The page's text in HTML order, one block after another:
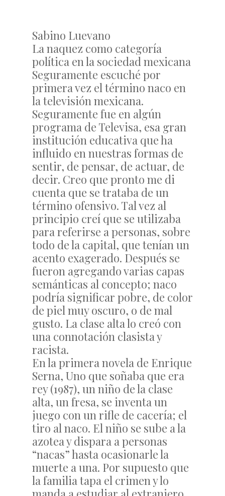
Sabino Luevano
La naquez como categoría
política en la sociedad mexicana
Seguramente escuché por
primera vez el término naco en
la televisión mexicana.
Seguramente fue en algún
programa de Televisa, esa gran
institución educativa que ha
influido en nuestras formas de
sentir, de pensar, de actuar, de
decir. Creo que pronto me di
cuenta que se trataba de un
término ofensivo. Tal vez al
principio creí que se utilizaba
para referirse a personas, sobre
todo de la capital, que tenían un
acento exagerado. Después se
fueron agregando varias capas
semánticas al concepto; naco
podría significar pobre, de color
de piel muy oscuro, o de mal
gusto. La clase alta lo creó con
una connotación clasista y
racista.
En la primera novela de Enrique
Serna, Uno que soñaba que era
rey (1987), un niño de la clase
alta, un fresa, se inventa un
juego con un rifle de cacería; el
tiro al naco. El niño se sube a la
azotea y dispara a personas
“nacas” hasta ocasionarle la
muerte a una. Por supuesto que
la familia tapa el crimen y lo